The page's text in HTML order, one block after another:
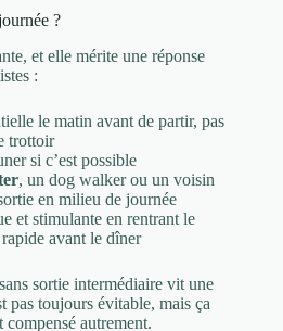
?
et elle mérite une réponse
:
le matin avant de partir, pas
trottoir
si c’est possible
, un dog walker ou un voisin
en milieu de journée
et stimulante en rentrant le
avant le dîner
sortie intermédiaire vit une
pas toujours évitable, mais ça
compensé autrement.